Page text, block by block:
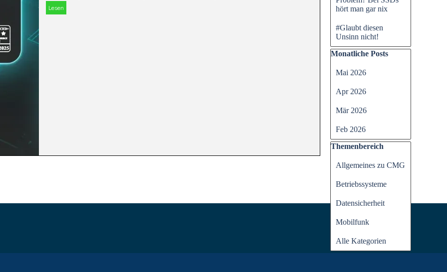
Lesen
hört man gar nix
#Glaubt diesen
Unsinn nicht!
Block überspringen
Monatliche Posts
Mai 2026
Apr 2026
Mär 2026
Feb 2026
Block überspringen
Themenbereich
Allgemeines zu CMG
Betriebssysteme
Datensicherheit
Mobilfunk
Alle Kategorien